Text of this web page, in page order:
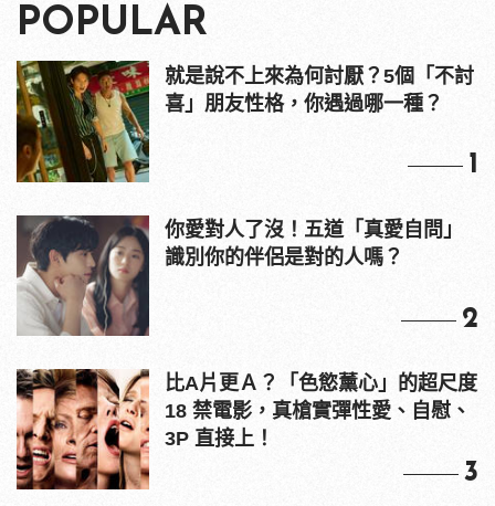
POPULAR
就是說不上來為何討厭？5個「不討
喜」朋友性格，你遇過哪一種？
1
你愛對人了沒！五道「真愛自問」
識別你的伴侶是對的人嗎？
2
比A片更Ａ？「色慾薰心」的超尺度
18 禁電影，真槍實彈性愛、自慰、
3P 直接上！
3